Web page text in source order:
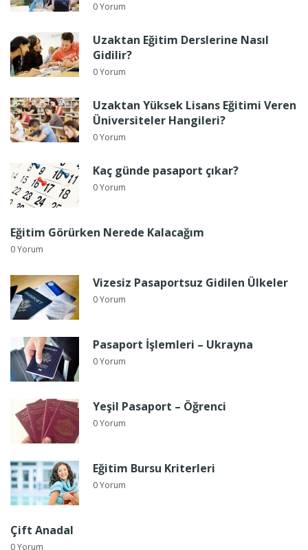
0 Yorum
Uzaktan Eğitim Derslerine Nasıl
Gidilir?
0 Yorum
Uzaktan Yüksek Lisans Eğitimi Veren
Üniversiteler Hangileri?
0 Yorum
Kaç günde pasaport çıkar?
0 Yorum
Eğitim Görürken Nerede Kalacağım
0 Yorum
Vizesiz Pasaportsuz Gidilen Ülkeler
0 Yorum
Pasaport İşlemleri – Ukrayna
0 Yorum
Yeşil Pasaport – Öğrenci
0 Yorum
Eğitim Bursu Kriterleri
0 Yorum
Çift Anadal
0 Yorum